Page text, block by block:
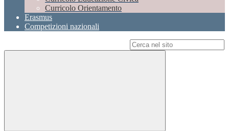
Curricolo Orientamento
Erasmus
Competizioni nazionali